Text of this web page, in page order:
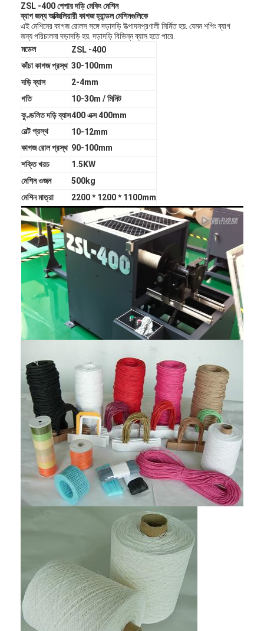
বাড়ি
পণ্য
ভিডিও
ZSL -400 পেপার দড়ি মেকিং মেশিন
ব্যাগ জন্য অক্জিলিয়ারী কাগজ হ্যান্ডল মেশিনগুলিকে
এই মেশিনের কাগজ রোলস সঙ্গে দড়াদড়ি উত্পাদনপ্রণালী নির্মিত হয়. যেমন শপিং ব্যাগ
জন্য পরিচালনা দড়াদড়ি হয়. দড়াদড়ি বিভিন্ন ব্যাস হতে পারে.
মডেল
ZSL -400
কাঁচা কাগজ প্রস্থ 30-100mm
দড়ি ব্যাস
2-4mm
গতি
10-30m / মিনিট
কুণ্ডলিত দড়ি ব্যাস400 এক্স 400mm
বেল্ট প্রস্থ
10-12mm
কাগজ রোল প্রস্থ 90-100mm
শক্তি খরচ
1.5KW
মেশিন ওজন
500kg
মেশিন মাত্রা
2200 * 1200 * 1100mm